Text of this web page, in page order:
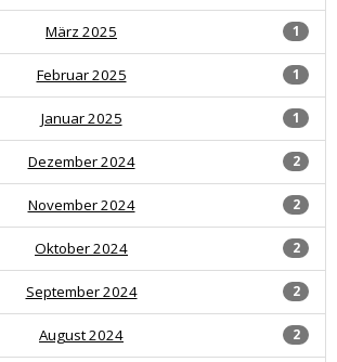
1
März 2025
1
Februar 2025
1
Januar 2025
2
Dezember 2024
2
November 2024
2
Oktober 2024
2
September 2024
2
August 2024